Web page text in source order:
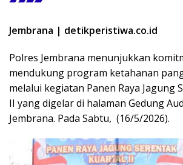
Jembrana | detikperistiwa.co.id
Polres Jembrana menunjukkan
mendukung program ketahanan
melalui kegiatan Panen Raya Jagung
II yang digelar di halaman Gedung
Jembrana. Pada Sabtu, (16/5/2026).